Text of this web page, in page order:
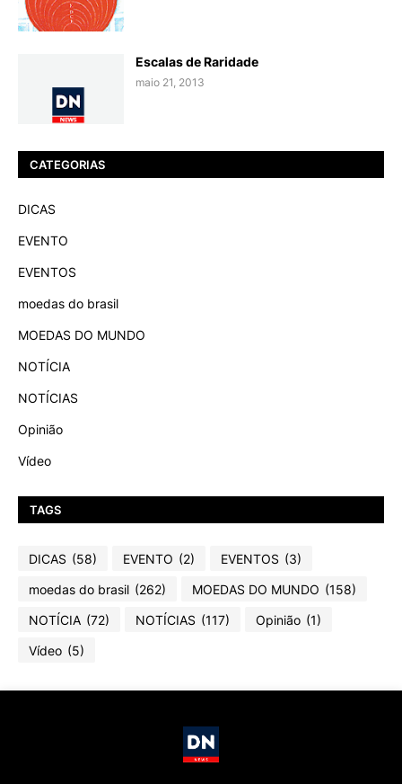
Escalas de Raridade
maio 21, 2013
CATEGORIAS
DICAS
EVENTO
EVENTOS
moedas do brasil
MOEDAS DO MUNDO
NOTÍCIA
NOTÍCIAS
Opinião
Vídeo
TAGS
DICAS (58) EVENTO (2) EVENTOS (3)
moedas do brasil (262) MOEDAS DO MUNDO (158)
NOTÍCIA (72) NOTÍCIAS (117) Opinião (1)
Vídeo (5)